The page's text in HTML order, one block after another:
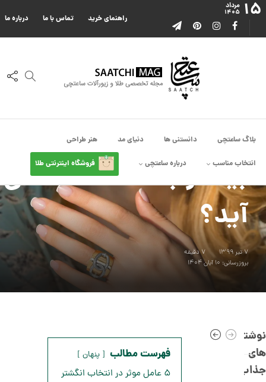
۱۵ مرداد
۱۴۰۵
درباره ما تماس با ما راهنمای خرید
بلاگ ساعتچی دانستنی ها دنیای مد هنر طراحی
انتخاب مناسب درباره ساعتچی فروشگاه اینترنتی طلا
چه مدل انگشتری
بیشتر به دست شما می
آید؟
۷ تیر ۱۳۹۹
7 دقیقه
بروزرسانی: ۱۰ آبان ۱۴۰۴
فهرست مطالب پنهان
۵ عامل موثر در انتخاب انگشتر
نوشته
های
جذاب